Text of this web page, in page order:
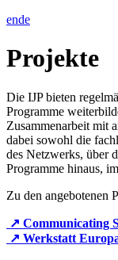
ende
Projekte
Die IJP bieten
Programme
Zusammenarbeit mit
dabei sowohl die
des Netzwerks, über
Programme hinaus,
Zu den angebotenen
↗ Communicating
↗ Werkstatt